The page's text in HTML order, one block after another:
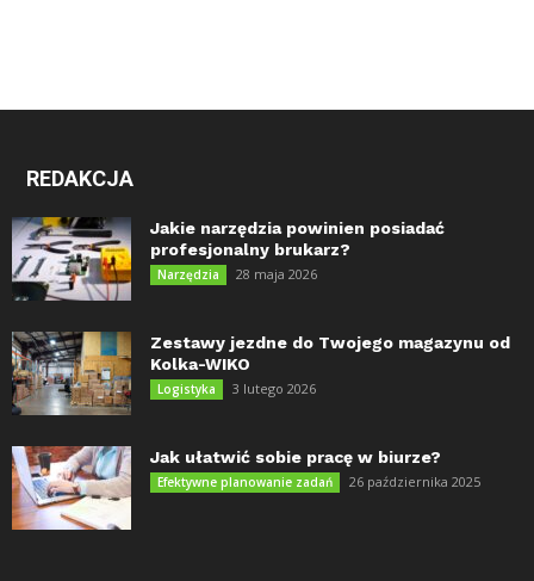
REDAKCJA
Jakie narzędzia powinien posiadać
profesjonalny brukarz?
Narzędzia 28 maja 2026
Zestawy jezdne do Twojego magazynu od
Kolka-WIKO
Logistyka 3 lutego 2026
Jak ułatwić sobie pracę w biurze?
Efektywne planowanie zadań 26 października 2025